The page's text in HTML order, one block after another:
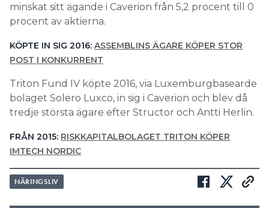
minskat sitt ägande i Caverion från 5,2 procent till 0
procent av aktierna.
KÖPTE IN SIG 2016: ASSEMBLINS ÄGARE KÖPER STOR
POST I KONKURRENT
Triton Fund IV köpte 2016, via Luxemburgbasearde
bolaget Solero Luxco, in sig i Caverion och blev då
tredje största ägare efter Structor och Antti Herlin.
FRÅN 2015: RISKKAPITALBOLAGET TRITON KÖPER
IMTECH NORDIC
NÄRINGSLIV